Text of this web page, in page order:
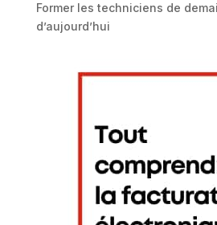
Former les techniciens de
d’aujourd’hui